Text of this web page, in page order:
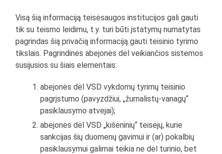
Visą šią informaciją teisėsaugos institucijos gali gauti
tik su teismo leidimu, t.y. turi būti įstatymų numatytas
pagrindas šią privačią informaciją gauti teisinio tyrimo
tikslais. Pagrindinės abejonės dėl veikiančios sistemos
susijusios su šiais elementais:
abejonės dėl VSD vykdomų tyrimų teisinio
pagrįstumo (pavyzdžiui, „žurnalistų-vanagų“
pasiklausymo atvejai);
abejonės dėl VSD „kišeninių“ teisėjų, kurie
sankcijas šių duomenų gavimui ir (ar) pokalbių
pasiklausymui galimai teikia ne dėl turinio, bet